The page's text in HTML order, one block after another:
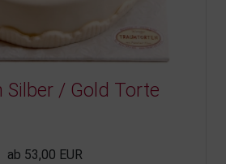
Silber / Gold Torte
ab 53,00 EUR